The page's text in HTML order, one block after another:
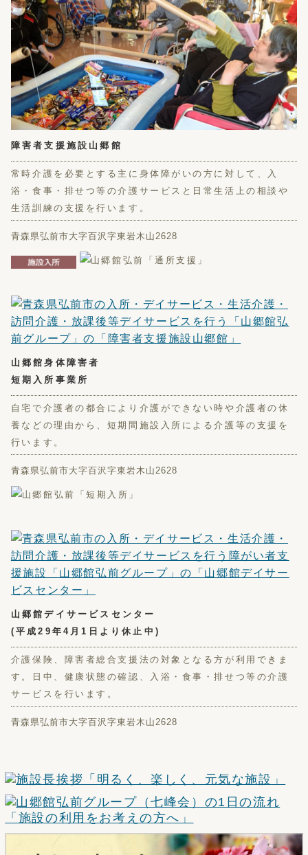
障害者支援施設山郷館
常時介護を必要とする主に身体障がいの方に対して、入
浴・食事・排せつ等の介護サービスと日常生活上の相談や
生活訓練の支援を行います。
青森県弘前市大字百沢字東岩木山2628
山郷館身体障害者
短期入所事業所
自宅で介護者の都合により介護ができない時や介護者の休
養などの理由から、短期間施設入所による介護等の支援を
行います。
青森県弘前市大字百沢字東岩木山2628
山郷館デイサービスセンター
(平成29年4月1日より休止中)
介護保険、障害者総合支援法の対象となる方が利用できま
す。日中、健康状態の確認、入浴・食事・排せつ等の介護
サービスを行います。
青森県弘前市大字百沢字東岩木山2628